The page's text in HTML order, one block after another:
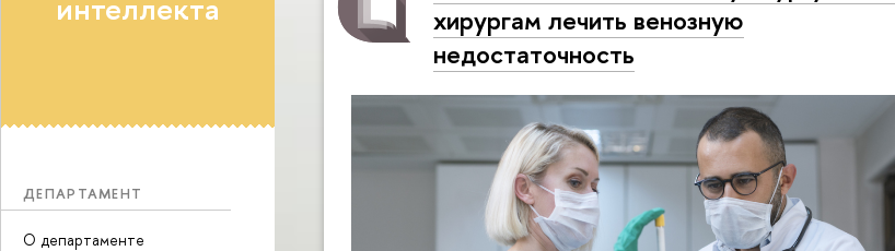
интеллекта
ДЕПАРТАМЕНТ
О департаменте
хирургам лечить венозную
недостаточность